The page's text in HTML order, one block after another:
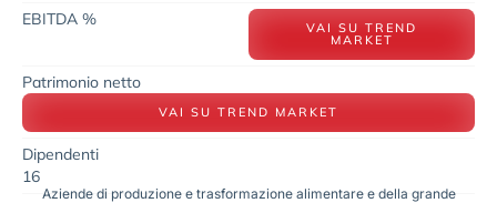
EBITDA % VAI SU TREND
MARKET
Patrimonio netto
VAI SU TREND MARKET
Dipendenti
16
Aziende di produzione e trasformazione alimentare e della grande